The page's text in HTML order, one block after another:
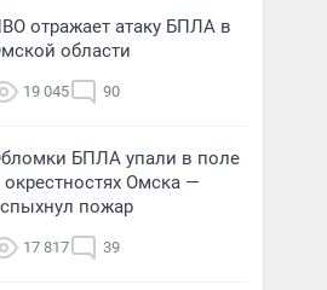
отражает атаку БПЛА в
области
19 045 90
БПЛА упали в поле
окрестностях Омска —
пожар
17 817 39